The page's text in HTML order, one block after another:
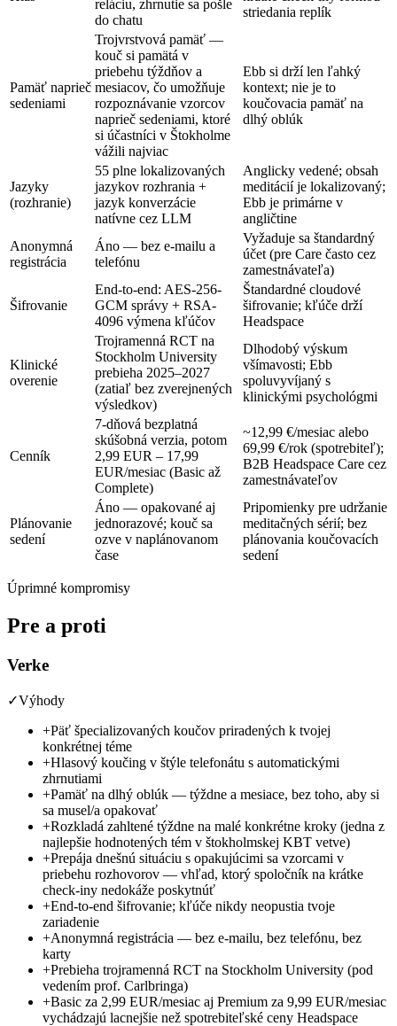
reláciu, zhrnutie sa pošle
do chatu
striedania replík
Pamäť naprieč
sedeniami
Trojvrstvová pamäť —
kouč si pamätá v
priebehu týždňov a
mesiacov, čo umožňuje
rozpoznávanie vzorcov
naprieč sedeniami, ktoré
si účastníci v Štokholme
vážili najviac
Ebb si drží len ľahký
kontext; nie je to
koučovacia pamäť na
dlhý oblúk
Jazyky
(rozhranie)
55 plne lokalizovaných
jazykov rozhrania +
jazyk konverzácie
natívne cez LLM
Anglicky vedené; obsah
meditácií je lokalizovaný;
Ebb je primárne v
angličtine
Anonymná
registrácia
Áno — bez e-mailu a
telefónu
Vyžaduje sa štandardný
účet (pre Care často cez
zamestnávateľa)
Šifrovanie
End-to-end: AES-256-
GCM správy + RSA-
4096 výmena kľúčov
Štandardné cloudové
šifrovanie; kľúče drží
Headspace
Klinické
overenie
Trojramenná RCT na
Stockholm University
prebieha 2025–2027
(zatiaľ bez zverejnených
výsledkov)
Dlhodobý výskum
všímavosti; Ebb
spoluvyvíjaný s
klinickými psychológmi
Cenník
7-dňová bezplatná
skúšobná verzia, potom
2,99 EUR – 17,99
EUR/mesiac (Basic až
Complete)
~12,99 €/mesiac alebo
69,99 €/rok (spotrebiteľ);
B2B Headspace Care cez
zamestnávateľov
Plánovanie
sedení
Áno — opakované aj
jednorazové; kouč sa
ozve v naplánovanom
čase
Pripomienky pre udržanie
meditačných sérií; bez
plánovania koučovacích
sedení
Úprimné kompromisy
Pre a proti
Verke
✓Výhody
+Päť špecializovaných koučov priradených k tvojej
konkrétnej téme
+Hlasový koučing v štýle telefonátu s automatickými
zhrnutiami
+Pamäť na dlhý oblúk — týždne a mesiace, bez toho, aby si
sa musel/a opakovať
+Rozkladá zahltené týždne na malé konkrétne kroky (jedna z
najlepšie hodnotených tém v štokholmskej KBT vetve)
+Prepája dnešnú situáciu s opakujúcimi sa vzorcami v
priebehu rozhovorov — vhľad, ktorý spoločník na krátke
check-iny nedokáže poskytnúť
+End-to-end šifrovanie; kľúče nikdy neopustia tvoje
zariadenie
+Anonymná registrácia — bez e-mailu, bez telefónu, bez
karty
+Prebieha trojramenná RCT na Stockholm University (pod
vedením prof. Carlbringa)
+Basic za 2,99 EUR/mesiac aj Premium za 9,99 EUR/mesiac
vychádzajú lacnejšie než spotrebiteľské ceny Headspace